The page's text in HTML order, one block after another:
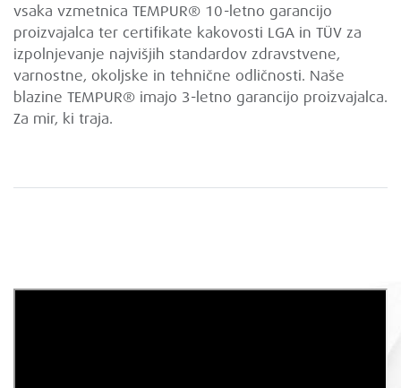
vsaka vzmetnica TEMPUR® 10-letno garancijo
proizvajalca ter certifikate kakovosti LGA in TÜV za
izpolnjevanje najvišjih standardov zdravstvene,
varnostne, okoljske in tehnične odličnosti. Naše
blazine TEMPUR® imajo 3-letno garancijo proizvajalca.
Za mir, ki traja.